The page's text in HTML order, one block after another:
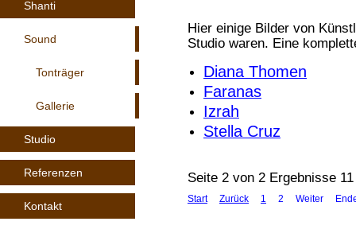
Shanti
Sound
Tonträger
Gallerie
Studio
Referenzen
Kontakt
Hier einige Bilder von
Studio waren. Eine
Diana Thomen
Faranas
Izrah
Stella Cruz
Seite 2 von 2 Ergebnisse
Start Zurück 1 2 Weiter